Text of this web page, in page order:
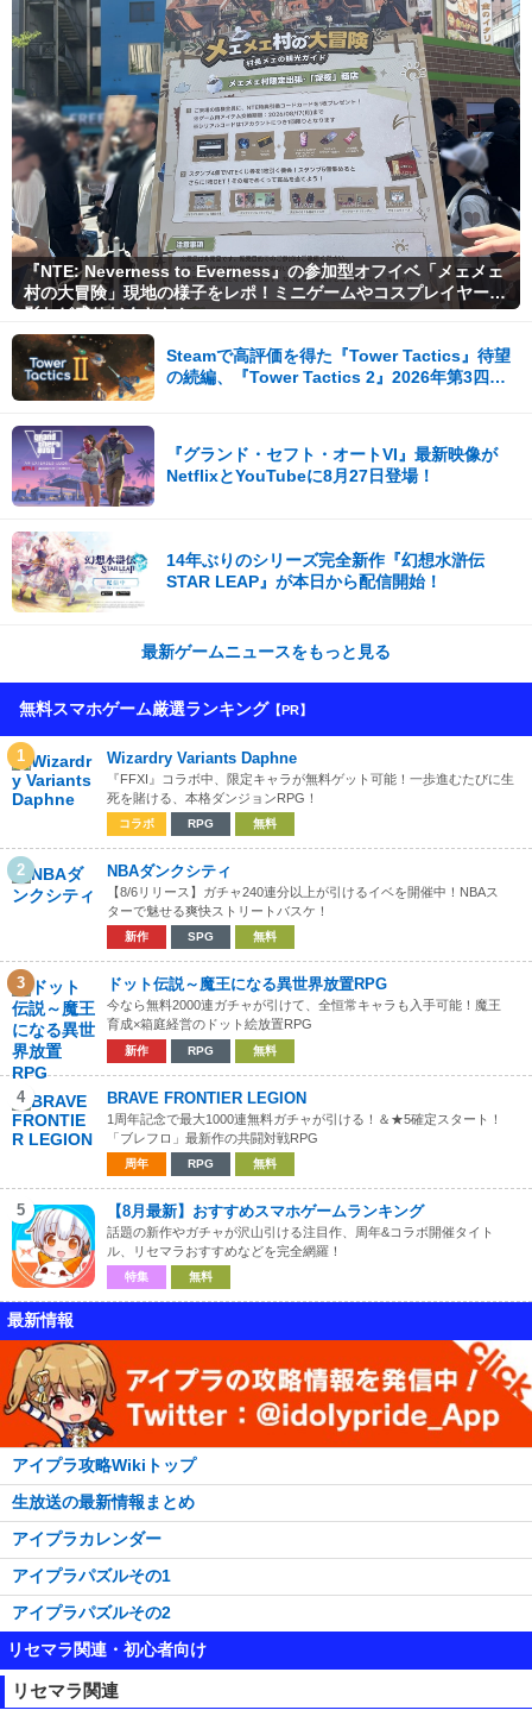
『NTE: Neverness to Everness』の参加型オフイベ「メェメェ
村の大冒険」現地の様子をレポ！ミニゲームやコスプレイヤー撮
影など盛りだくさん！
Steamで高評価を得た『Tower Tactics』待望
の続編、『Tower Tactics 2』2026年第3四半
『グランド・セフト・オートVI』最新映像が
NetflixとYouTubeに8月27日登場！
14年ぶりのシリーズ完全新作『幻想水滸伝
STAR LEAP』が本日から配信開始！
最新ゲームニュースをもっと見る
無料スマホゲーム厳選ランキング 【PR】
1 Wizardry Variants Daphne
『FFXI』コラボ中、限定キャラが無料ゲット可能！一歩進むたびに生
死を賭ける、本格ダンジョンRPG！
コラボ RPG 無料
2 NBAダンクシティ
【8/6リリース】ガチャ240連分以上が引けるイベを開催中！NBAス
ターで魅せる爽快ストリートバスケ！
新作 SPG 無料
3 ドット伝説～魔王になる異世界放置RPG
今なら無料2000連ガチャが引けて、全恒常キャラも入手可能！魔王
育成×箱庭経営のドット絵放置RPG
新作 RPG 無料
4 BRAVE FRONTIER LEGION
1周年記念で最大1000連無料ガチャが引ける！＆★5確定スタート！
「ブレフロ」最新作の共闘対戦RPG
周年 RPG 無料
5 【8月最新】おすすめスマホゲームランキング
話題の新作やガチャが沢山引ける注目作、周年&コラボ開催タイト
ル、リセマラおすすめなどを完全網羅！
特集 無料
最新情報
アイプラ攻略Wikiトップ
生放送の最新情報まとめ
アイプラカレンダー
アイプラパズルその1
アイプラパズルその2
リセマラ関連・初心者向け
リセマラ関連